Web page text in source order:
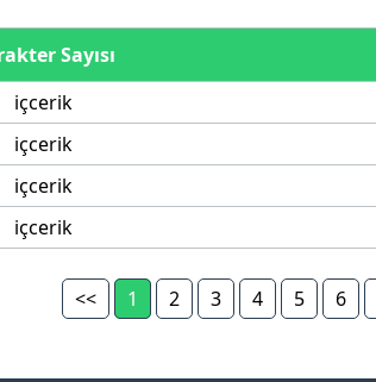
Sayısı
içcerik
içcerik
içcerik
içcerik
<< 1 2 3 4 5 6